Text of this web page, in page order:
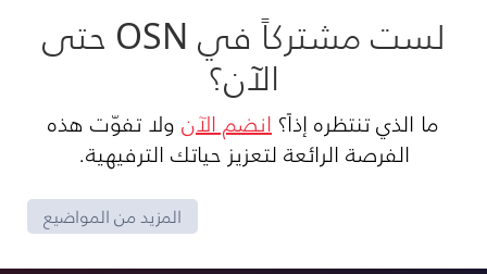
لست مشتركاً في OSN حتى
الآن؟
ما الذي تنتظره إذاً؟انضم الآنولا تفوّت هذه
الفرصة الرائعة لتعزيز حياتك الترفيهية.
المزيد من المواضيع